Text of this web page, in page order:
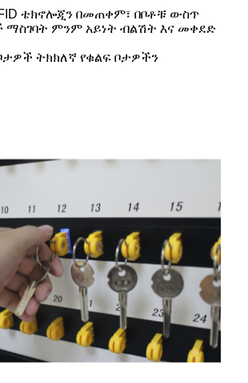
ቴክኖሎጂን በመጠቀም፣ በቦቶቹ ውስጥ
ማስገባት ምንም አይነት ብልሽት እና መቀደድ
ትክክለኛ የቁልፍ ቦታዎችን